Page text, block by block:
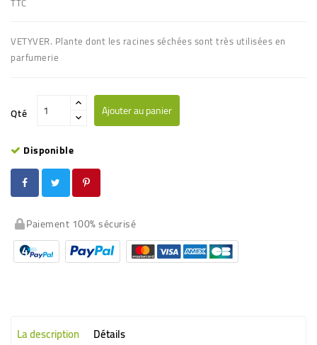
VETYVER. Plante dont les racines séchées sont très utilisées en
parfumerie
Qté Ajouter au panier
Disponible
Paiement 100% sécurisé
La description Détails